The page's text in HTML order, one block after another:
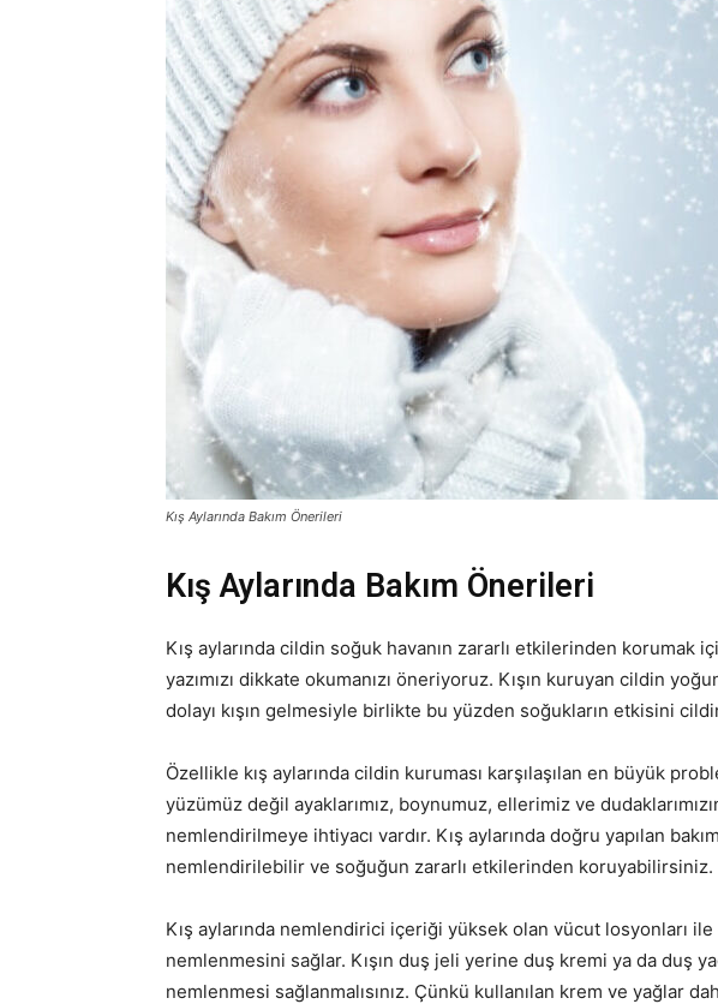
Kış Aylarında Bakım Önerileri
Kış Aylarında Bakım Önerileri
Kış aylarında cildin soğuk havanın zararlı etkilerinden korumak
yazımızı dikkate okumanızı öneriyoruz. Kışın kuruyan cildin
dolayı kışın gelmesiyle birlikte bu yüzden soğukların etkisini
Özellikle kış aylarında cildin kuruması karşılaşılan en büyük
yüzümüz değil ayaklarımız, boynumuz, ellerimiz ve
nemlendirilmeye ihtiyacı vardır. Kış aylarında doğru yapılan
nemlendirilebilir ve soğuğun zararlı etkilerinden koruyabilirsiniz.
Kış aylarında nemlendirici içeriği yüksek olan vücut losyonları
nemlenmesini sağlar. Kışın duş jeli yerine duş kremi ya da duş
nemlenmesi sağlanmalısınız. Çünkü kullanılan krem ve yağlar